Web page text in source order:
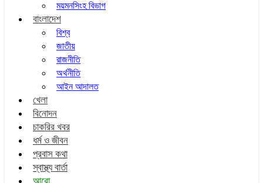
ময়মনসিংহ বিভাগ
বাংলাদেশ
বিশ্ব
জাতীয়
রাজনীতি
অর্থনীতি
আইন আদালত
খেলা
বিনোদন
চাকরির খবর
ধর্ম ও জীবন
প্রবাস কথা
স্বাস্থ্য বার্তা